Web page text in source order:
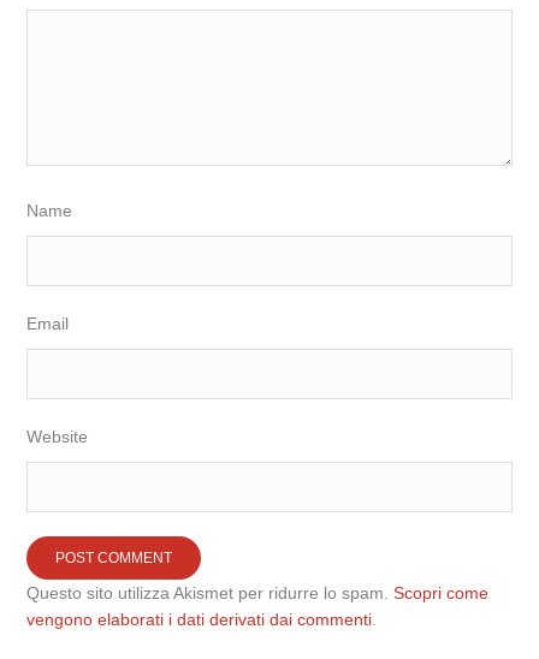
Name
Email
Website
Questo sito utilizza Akismet per ridurre lo spam.Scopri come
vengono elaborati i dati derivati dai commenti